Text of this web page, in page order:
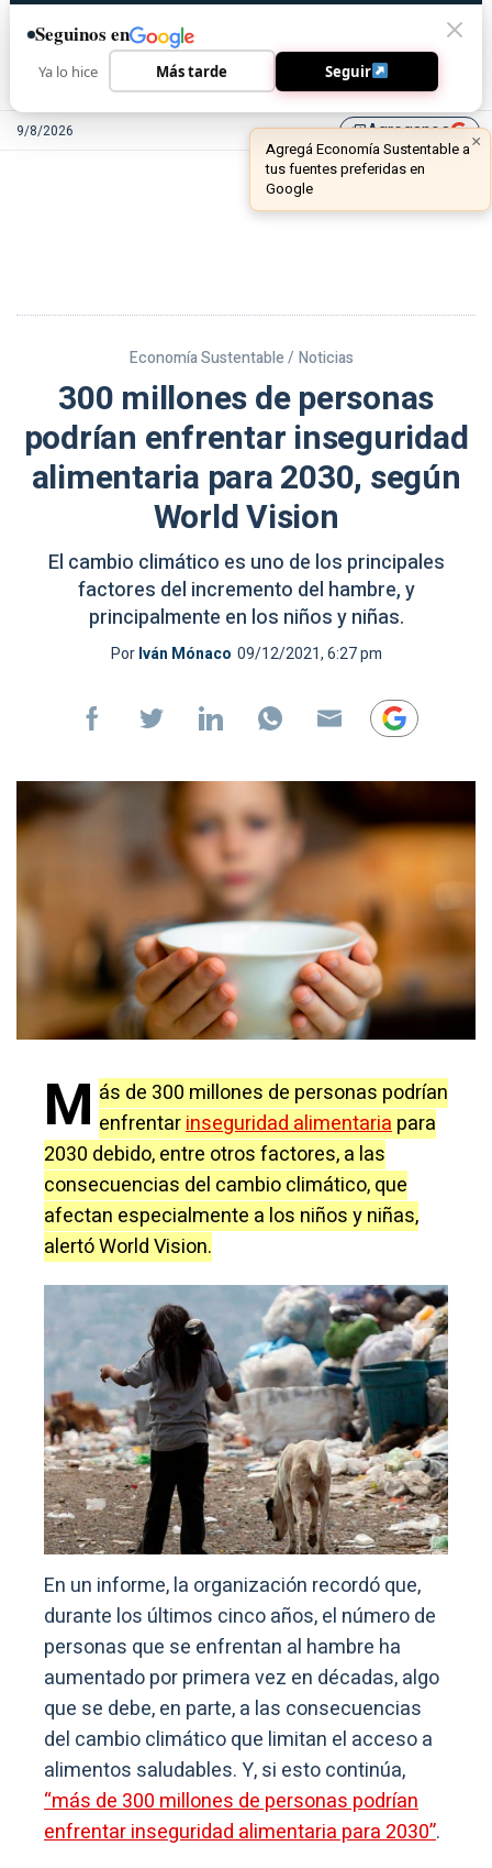
9/8/2026 library_addAgreganos
Economía Sustentable / Noticias
300 millones de personas
podrían enfrentar inseguridad
alimentaria para 2030, según
World Vision
El cambio climático es uno de los principales
factores del incremento del hambre, y
principalmente en los niños y niñas.
PorIván Mónaco 09/12/2021, 6:27 pm
M ás de 300 millones de personas podrían
enfrentarinseguridad alimentariapara
2030 debido, entre otros factores, a las
consecuencias del cambio climático, que
afectan especialmente a los niños y niñas,
alertó World Vision.
En un informe, la organización recordó que,
durante los últimos cinco años, el número de
personas que se enfrentan al hambre ha
aumentado por primera vez en décadas, algo
que se debe, en parte, a las consecuencias
del cambio climático que limitan el acceso a
alimentos saludables. Y, si esto continúa,
“más de 300 millones de personas podrían
enfrentar inseguridad alimentaria para 2030”.
Seguinos en
Ya lo hice Más tarde Seguir